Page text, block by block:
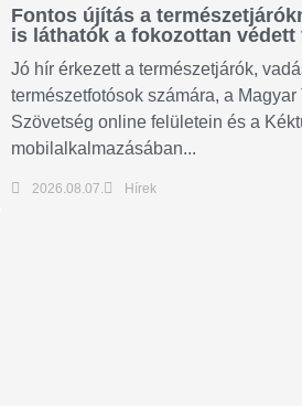
Fontos újítás a
is láthatók a fokozottan védett
Jó hír érkezett a természetjárók,
természetfotósok számára, a Magyar
Szövetség online felületein és a
mobilalkalmazásában...
2026.08.07. Hírek